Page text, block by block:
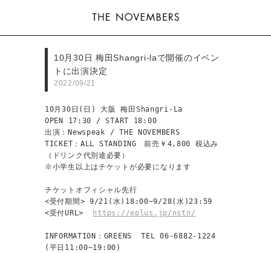
10月30日 梅田Shangri-laで開催のイベン
トに出演決定
2022/09/21
10月30日(日) 大阪 梅田Shangri-La
OPEN 17:30 / START 18:00
出演：Newspeak / THE NOVEMBERS
TICKET：ALL STANDING　前売￥4,800 税込み
（ドリンク代別途必要）
※小学生以上はチケットが必要になります
チケットオフィシャル先行
<受付期間> 9/21(水)18:00~9/28(水)23:59
<受付URL>
https://eplus.jp/nstn/
INFORMATION：GREENS  TEL 06-6882-1224